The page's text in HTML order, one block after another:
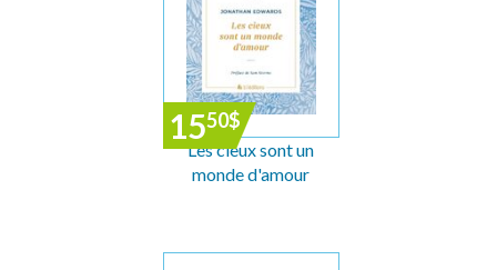
1550$
Les cieux sont un
monde d'amour